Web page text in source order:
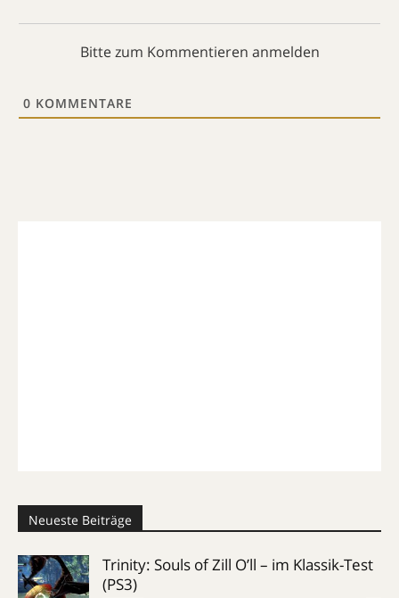
Bitte zum Kommentieren anmelden
0 KOMMENTARE
Neueste Beiträge
Trinity: Souls of Zill O’ll – im Klassik-Test
(PS3)